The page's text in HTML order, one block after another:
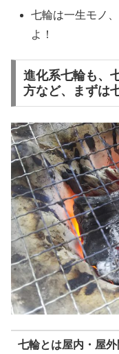
七輪は一生モノ
よ！
進化系七輪も、
方など、まずは
七輪とは屋内・屋外